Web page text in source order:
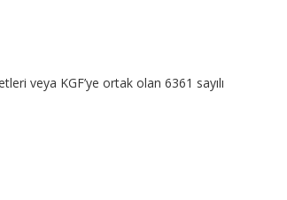
veya KGF’ye ortak olan 6361 sayılı